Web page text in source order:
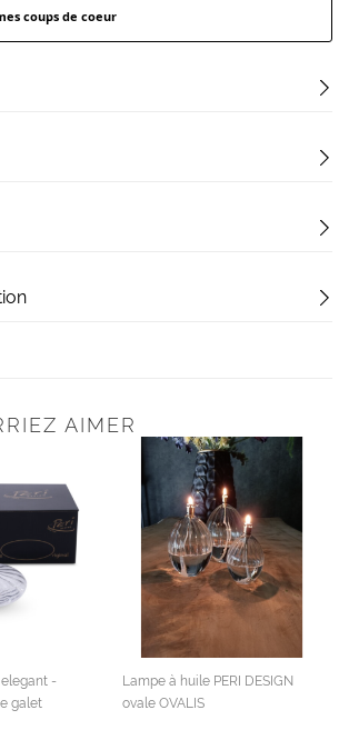
coups de coeur
AIMER
-
galet
Lampe à huile PERI DESIGN
ovale OVALIS